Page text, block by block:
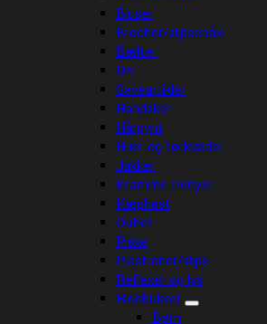
Bluser
Brocher/slipsenåle
Bælter
Div
Gaveartikler
Handsker
Hårpynt
Huer og tørklæder
Jakker
Kramme Ponyer
Kæphest
Outlet
Piske
Plastroner/slips
Reflexer og lys
Ridebukser
Børn